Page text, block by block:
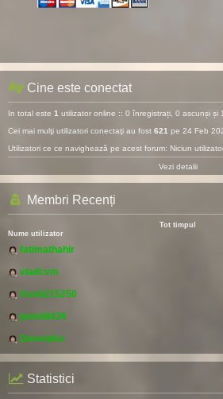
Cine este conectat
In total este 1 utilizator online :: 0 înregistrați, 0 ascunși și
Cei mai mulţi utilizatori conectaţi au fost 621 pe 24 Feb
Utilizatori ce ce navighează pe acest forum: Niciun
Vezi detalii
Membri Recenți
Tot timpul
Nume utilizator
fatimathahir
vladcvm
fresh215250
pomitil436
Devendra
Statistici